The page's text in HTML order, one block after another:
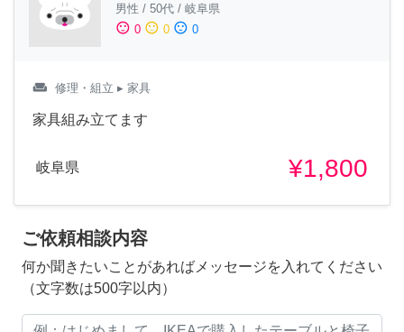
男性 / 50代 / 岐阜県
sentiment_satisfied 0 sentiment_neutral 0 sentiment_dissatisfied 0
weekend 修理・組立 ▸ 家具
家具組み立てます
岐阜県 ¥1,800
ご依頼相談内容
何か聞きたいことがあればメッセージを入れてください
（文字数は500字以内）